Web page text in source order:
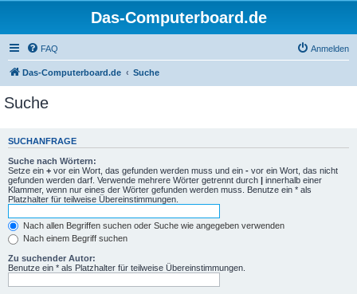
Das-Computerboard.de
FAQ Anmelden
Das-Computerboard.de Suche
Suche
SUCHANFRAGE
Suche nach Wörtern:
Setze ein + vor ein Wort, das gefunden werden muss und ein - vor ein Wort, das nicht
gefunden werden darf. Verwende mehrere Wörter getrennt durch | innerhalb einer
Klammer, wenn nur eines der Wörter gefunden werden muss. Benutze ein * als
Platzhalter für teilweise Übereinstimmungen.
Nach allen Begriffen suchen oder Suche wie angegeben verwenden
Nach einem Begriff suchen
Zu suchender Autor:
Benutze ein * als Platzhalter für teilweise Übereinstimmungen.